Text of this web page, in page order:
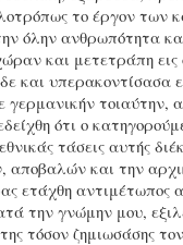
το έργον των
όλην ανθρωπότητα
και μετετράπη
και υπερακοντίσασα
γερμανικήν τοιαύτην,
ότι ο
τάσεις αυτής
αποβαλών και την
ετάχθη αντιμέτωπος
την γνώμην μου,
τόσον ζημιωσάσης